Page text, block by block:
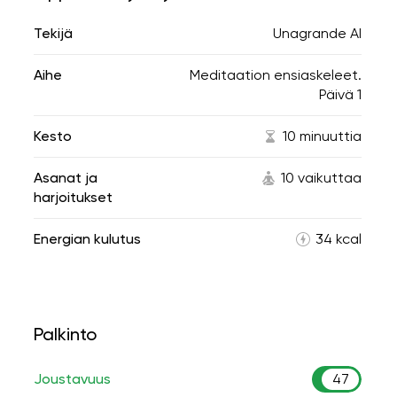
Tekijä Unagrande AI
Aihe
Meditaation ensiaskeleet.
Päivä 1
Kesto 10 minuuttia
Asanat ja
harjoitukset
10 vaikuttaa
Energian kulutus 34 kcal
Palkinto
Joustavuus 47